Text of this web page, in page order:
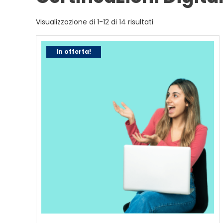
Visualizzazione di 1-12 di 14 risultati
In offerta!